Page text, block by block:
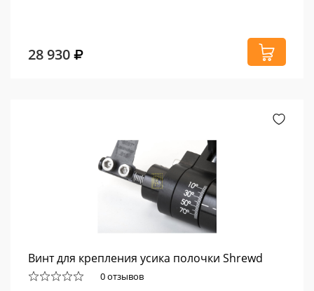
28 930
Винт для крепления усика полочки Shrewd
0 отзывов